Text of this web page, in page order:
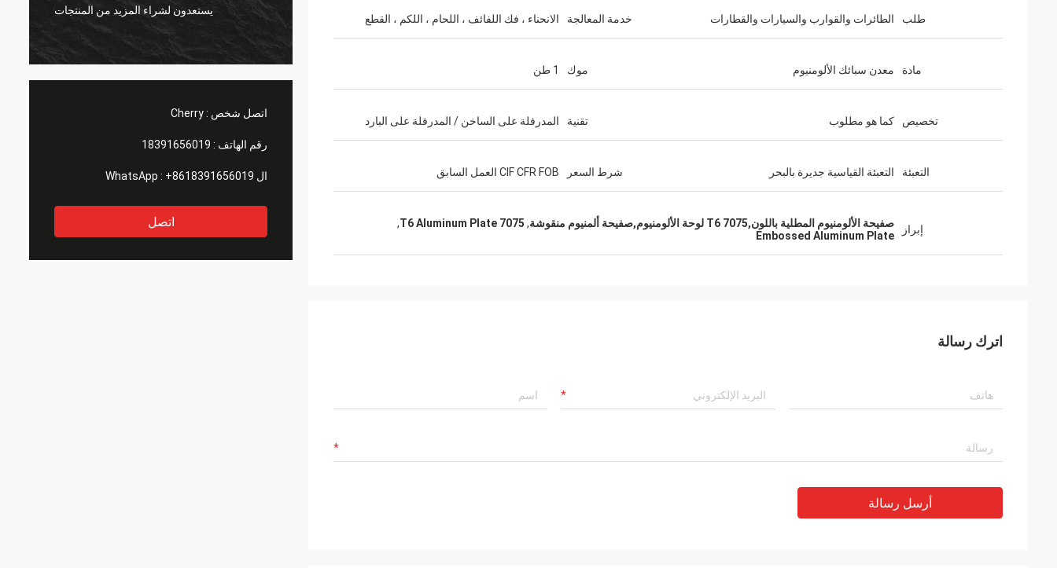
يستعدون لشراء المزيد من المنتجات
اتصل شخص :Cherry
رقم الهاتف : 18391656019
ال WhatsApp : +8618391656019
اتصل
طلب الطائرات والقوارب والسيارات والقطارات خدمة المعالجة الانحناء ، فك اللفائف ، اللحام ، اللكم ، القطع
مادة معدن سبائك الألومنيوم موك 1 طن
تخصيص كما هو مطلوب تقنية المدرفلة على الساخن / المدرفلة على البارد
التعبئة التعبئة القياسية جديرة بالبحر شرط السعر CIF CFR FOB العمل السابق
إبراز صفيحة الألومنيوم المطلية باللون,7075 T6 لوحة الألومنيوم,صفيحة ألمنيوم منقوشة ,
7075 T6 Aluminum Plate
,
Embossed Aluminum Plate
اترك رسالة
أرسل رسالة